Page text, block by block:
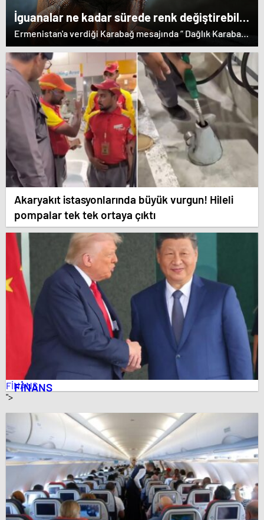
İguanalar ne kadar sürede renk değiştirebilir
? Detaylar burada…
Ermenistan'a verdiği Karabağ mesajında “ Dağlık Karabağ
ve çevresindeki bölgeler Azerbaycan Cumhuriyeti'nin
ayrılmaz bir parçasıdır” dedi. İstifa çağrılarını kabul
etmeyen Başbakan Paşinyan Dağlık karabağ'ın sözde
lideri Arayik Harutyunyan'la görüştü. Ermenistan'a verdiği
desteği saklamayan Fransa Cumhurbaşkanı Macron ise
dikkat çeken bir ziyaret gerçekleştirdi.
Akaryakıt istasyonlarında büyük vurgun! Hileli
pompalar tek tek ortaya çıktı
FİNANS
">
FİNANS